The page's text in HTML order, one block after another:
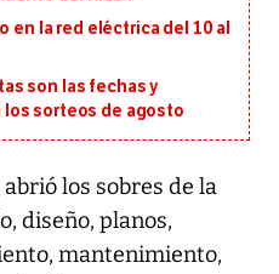
en la red eléctrica del 10 al
son las fechas y
sorteos de agosto
los sobres de la
diseño, planos,
mantenimiento,